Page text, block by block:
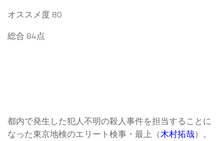
オススメ度 80
総合 84点
都内で発生した犯人不明の殺人事件を担当することに
なった東京地検のエリート検事・最上（木村拓哉）。